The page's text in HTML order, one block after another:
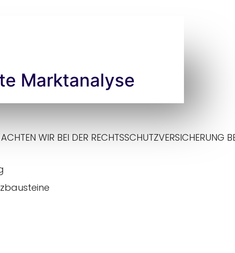
Marktanalyse
WIR BEI DER RECHTSSCHUTZVERSICHERUNG